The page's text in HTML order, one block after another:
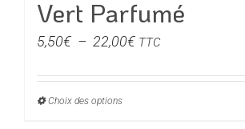
Vert Parfumé
5,50€ – 22,00€Plage
prix :
TTC
Choix des optionsCe